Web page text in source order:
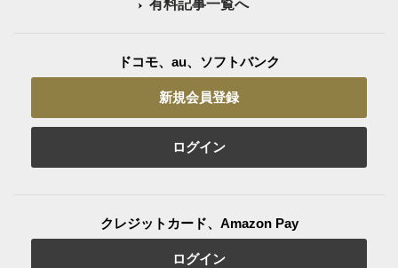
有料記事一覧へ
ドコモ、au、ソフトバンク
新規会員登録
ログイン
クレジットカード、Amazon Pay
ログイン